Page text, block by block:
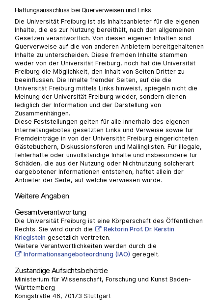
Haftungsausschluss bei Querverweisen und Links
Die Universität Freiburg ist als Inhaltsanbieter für die eigenen
Inhalte, die es zur Nutzung bereithält, nach den allgemeinen
Gesetzen verantwortlich. Von diesen eigenen Inhalten sind
Querverweise auf die von anderen Anbietern bereitgehaltenen
Inhalte zu unterscheiden. Diese fremden Inhalte stammen
weder von der Universität Freiburg, noch hat die Universität
Freiburg die Möglichkeit, den Inhalt von Seiten Dritter zu
beeinflussen. Die Inhalte fremder Seiten, auf die die
Universität Freiburg mittels Links hinweist, spiegeln nicht die
Meinung der Universität Freiburg wieder, sondern dienen
lediglich der Information und der Darstellung von
Zusammenhängen.
Diese Feststellungen gelten für alle innerhalb des eigenen
Internetangebotes gesetzten Links und Verweise sowie für
Fremdeinträge in von der Universität Freiburg eingerichteten
Gästebüchern, Diskussionsforen und Mailinglisten. Für illegale,
fehlerhafte oder unvollständige Inhalte und insbesondere für
Schäden, die aus der Nutzung oder Nichtnutzung solcherart
dargebotener Informationen entstehen, haftet allein der
Anbieter der Seite, auf welche verwiesen wurde.
Weitere Angaben
Gesamtverantwortung
Die Universität Freiburg ist eine Körperschaft des Öffentlichen
Rechts. Sie wird durch die
Rektorin Prof. Dr. Kerstin
Krieglstein gesetzlich vertreten.
Weitere Verantwortlichkeiten werden durch die
Informationsangeboteordnung (IAO) geregelt.
Zuständige Aufsichtsbehörde
Ministerium für Wissenschaft, Forschung und Kunst Baden-
Württemberg
Königstraße 46, 70173 Stuttgart